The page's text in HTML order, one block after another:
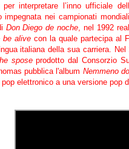
interpretare l’inno ufficiale
impegnata nei campionati
Don Diego de noche, nel 1992
be alive con la quale partecipa al
italiana della sua carriera.
sposeprodotto dal Consorzio
pubblica l'album Nemmeno
elettronico a una versione pop